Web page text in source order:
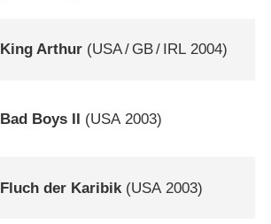
King Arthur (USA/ GB/ IRL 2004)
Bad Boys II (USA 2003)
Fluch der Karibik (USA 2003)